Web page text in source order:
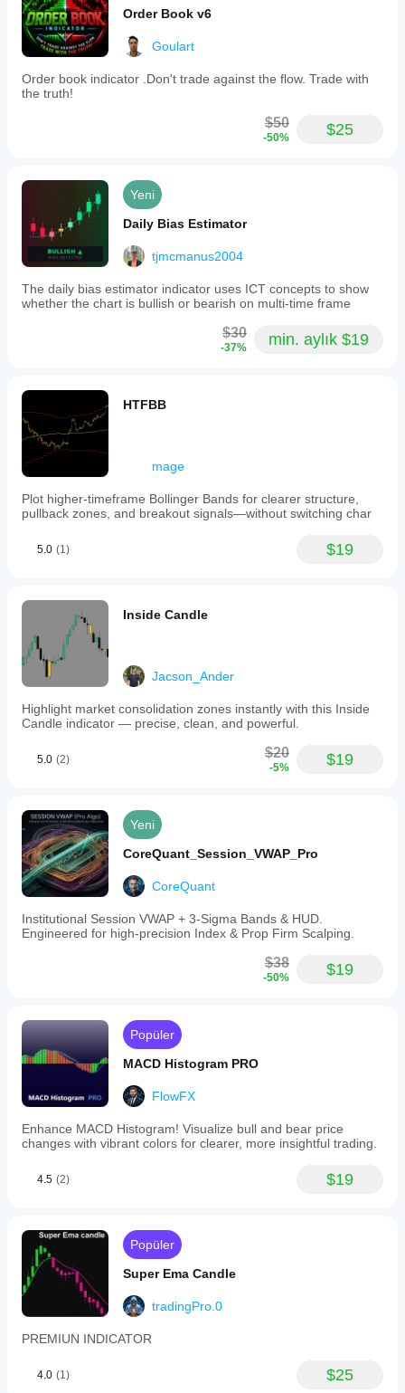
Order Book v6
Goulart
Order book indicator .Don't trade against the flow. Trade with
the truth!
$50
-50% $25
Yeni
Daily Bias Estimator
tjmcmanus2004
The daily bias estimator indicator uses ICT concepts to show
whether the chart is bullish or bearish on multi-time frame
$30
-37% min. aylık $19
HTFBB
mage
Plot higher-timeframe Bollinger Bands for clearer structure,
pullback zones, and breakout signals—without switching char
5.0 (1) $19
Inside Candle
Jacson_Ander
Highlight market consolidation zones instantly with this Inside
Candle indicator — precise, clean, and powerful.
5.0 (2) $20
-5% $19
Yeni
CoreQuant_Session_VWAP_Pro
CoreQuant
Institutional Session VWAP + 3-Sigma Bands & HUD.
Engineered for high-precision Index & Prop Firm Scalping.
$38
-50% $19
Popüler
MACD Histogram PRO
FlowFX
Enhance MACD Histogram! Visualize bull and bear price
changes with vibrant colors for clearer, more insightful trading.
4.5 (2) $19
Popüler
Super Ema Candle
tradingPro.0
PREMIUN INDICATOR
4.0 (1) $25